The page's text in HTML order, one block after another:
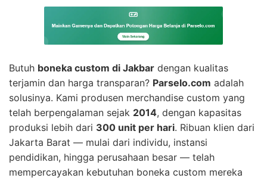
Butuh boneka custom di Jakbar dengan kualitas
terjamin dan harga transparan? Parselo.com adalah
solusinya. Kami produsen merchandise custom yang
telah berpengalaman sejak 2014, dengan kapasitas
produksi lebih dari 300 unit per hari. Ribuan klien dari
Jakarta Barat — mulai dari individu, instansi
pendidikan, hingga perusahaan besar — telah
mempercayakan kebutuhan boneka custom mereka